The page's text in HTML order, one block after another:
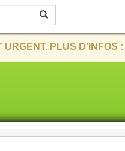
URGENT. PLUS D'INFOS :